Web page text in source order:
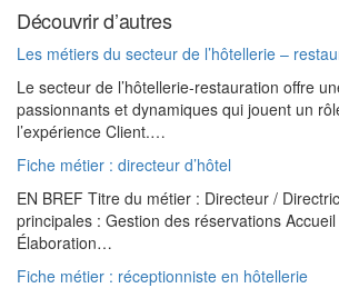
Découvrir d’autres
Les métiers du secteur de l’hôtellerie –
Le secteur de l’hôtellerie-restauration offre
passionnants et dynamiques qui jouent un
l’expérience Client.…
Fiche métier : directeur d’hôtel
EN BREF Titre du métier : Directeur /
principales : Gestion des réservations
Élaboration…
Fiche métier : réceptionniste en hôtellerie